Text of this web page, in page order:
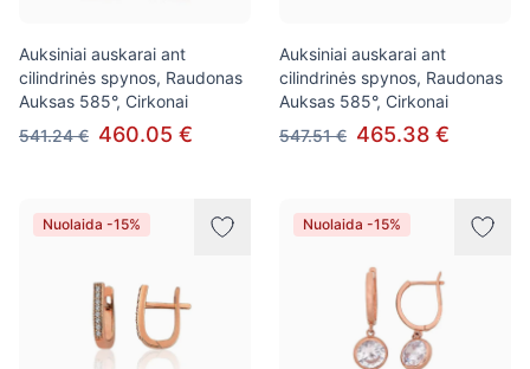
Auksiniai auskarai ant
cilindrinės spynos, Raudonas
Auksas 585°, Cirkonai
541.24 € 460.05 €
Auksiniai auskarai ant
cilindrinės spynos, Raudonas
Auksas 585°, Cirkonai
547.51 € 465.38 €
Nuolaida -15% Nuolaida -15%